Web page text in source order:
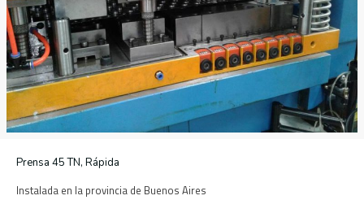
Prensa 45 TN, Rápida
Instalada en la provincia de Buenos Aires